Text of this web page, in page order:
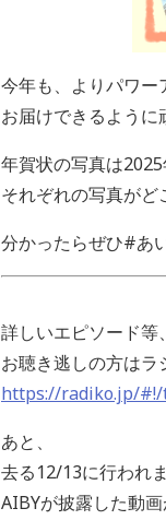
今年も、よりパワー
お届けできるように
年賀状の写真は
それぞれの写真がど
分かったらぜひ#あ
詳しいエピソード等
お聴き逃しの方はラ
https://radiko.jp/#!/
あと、
去る12/13に行われ
AIBYが披露した動